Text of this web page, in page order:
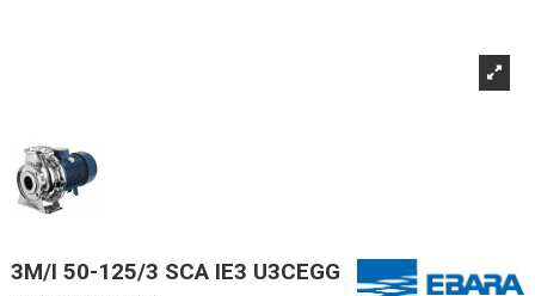
3M/I 50-125/3 SCA IE3 U3CEGG